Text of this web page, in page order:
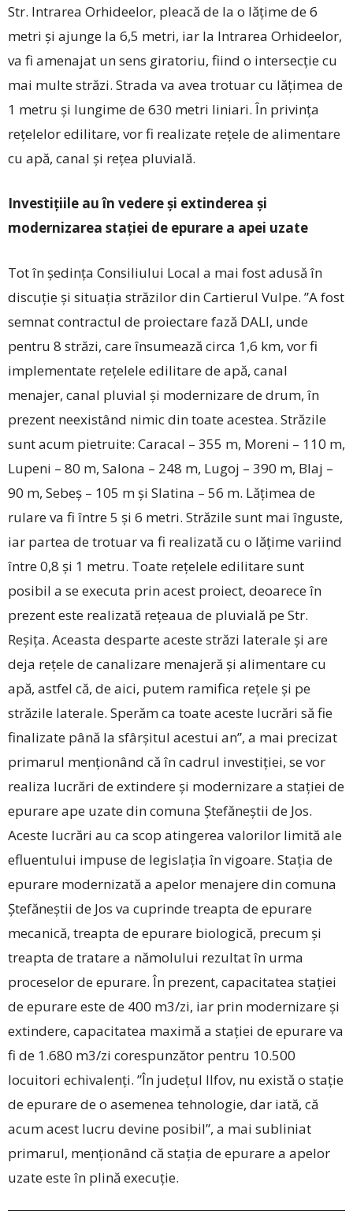
Str. Intrarea Orhideelor, pleacă de la o lățime de 6
metri și ajunge la 6,5 metri, iar la Intrarea Orhideelor,
va fi amenajat un sens giratoriu, fiind o intersecție cu
mai multe străzi. Strada va avea trotuar cu lățimea de
1 metru și lungime de 630 metri liniari. În privința
rețelelor edilitare, vor fi realizate rețele de alimentare
cu apă, canal și rețea pluvială.
Investițiile au în vedere și extinderea și
modernizarea stației de epurare a apei uzate
Tot în ședința Consiliului Local a mai fost adusă în
discuție și situația străzilor din Cartierul Vulpe. ”A fost
semnat contractul de proiectare fază DALI, unde
pentru 8 străzi, care însumează circa 1,6 km, vor fi
implementate rețelele edilitare de apă, canal
menajer, canal pluvial și modernizare de drum, în
prezent neexistând nimic din toate acestea. Străzile
sunt acum pietruite: Caracal – 355 m, Moreni – 110 m,
Lupeni – 80 m, Salona – 248 m, Lugoj – 390 m, Blaj –
90 m, Sebeș – 105 m și Slatina – 56 m. Lățimea de
rulare va fi între 5 și 6 metri. Străzile sunt mai înguste,
iar partea de trotuar va fi realizată cu o lățime variind
între 0,8 și 1 metru. Toate rețelele edilitare sunt
posibil a se executa prin acest proiect, deoarece în
prezent este realizată rețeaua de pluvială pe Str.
Reșița. Aceasta desparte aceste străzi laterale și are
deja rețele de canalizare menajeră și alimentare cu
apă, astfel că, de aici, putem ramifica rețele și pe
străzile laterale. Sperăm ca toate aceste lucrări să fie
finalizate până la sfârșitul acestui an”, a mai precizat
primarul menționând că în cadrul investiției, se vor
realiza lucrări de extindere și modernizare a stației de
epurare ape uzate din comuna Ștefăneștii de Jos.
Aceste lucrări au ca scop atingerea valorilor limită ale
efluentului impuse de legislația în vigoare. Stația de
epurare modernizată a apelor menajere din comuna
Ștefăneștii de Jos va cuprinde treapta de epurare
mecanică, treapta de epurare biologică, precum și
treapta de tratare a nămolului rezultat în urma
proceselor de epurare. În prezent, capacitatea stației
de epurare este de 400 m3/zi, iar prin modernizare și
extindere, capacitatea maximă a stației de epurare va
fi de 1.680 m3/zi corespunzător pentru 10.500
locuitori echivalenți. ”În județul Ilfov, nu există o stație
de epurare de o asemenea tehnologie, dar iată, că
acum acest lucru devine posibil”, a mai subliniat
primarul, menționând că stația de epurare a apelor
uzate este în plină execuție.